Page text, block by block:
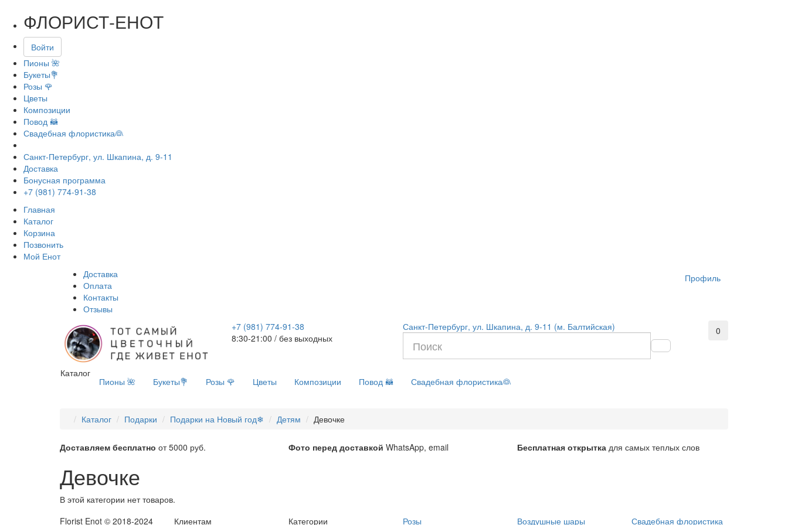
ФЛОРИСТ-ЕНОТ
Войти
Пионы 🌺
Букеты💐
Розы 🌹
Цветы
Композиции
Повод 🦝
Свадебная флористика👰
Санкт-Петербург, ул. Шкапина, д. 9-11
Доставка
Бонусная программа
+7 (981) 774-91-38
Главная
Каталог
Корзина
Позвонить
Мой Енот
Профиль
Доставка
Оплата
Контакты
Отзывы
+7 (981) 774-91-38
8:30-21:00 / без выходных
0
Санкт-Петербург, ул. Шкапина, д. 9-11 (м. Балтийская)
Каталог
Пионы 🌺 Букеты💐 Розы 🌹 Цветы Композиции Повод 🦝 Свадебная флористика👰
Каталог Подарки Подарки на Новый год❄ Детям Девочке
Доставляем бесплатно от 5000 руб. Фото перед доставкой WhatsApp, email Бесплатная открытка для самых теплых слов
Девочке
В этой категории нет товаров.
Florist Enot © 2018-2024
Клиентам Категории Розы Воздушные шары Свадебная флористика